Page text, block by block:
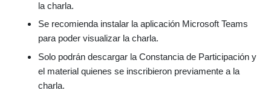
la charla.
Se recomienda instalar la aplicación Microsoft Teams
para poder visualizar la charla.
Solo podrán descargar la Constancia de Participación y
el material quienes se inscribieron previamente a la
charla.